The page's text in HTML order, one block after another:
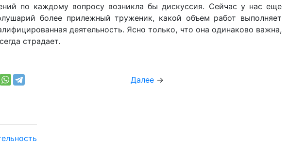
по каждому вопросу возникла бы дискуссия. Сейчас у нас еще
более прилежный труженик, какой объем работ выполняет
деятельность. Ясно только, что она одинаково важна,
страдает.
Далее →